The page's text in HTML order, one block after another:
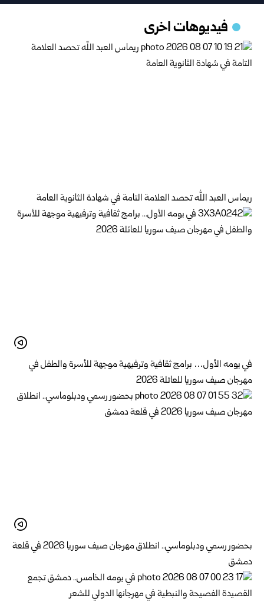
فيديوهات اخرى
ريماس العبد الله تحصد العلامة التامة في شهادة الثانوية العامة
في يومه الأول… برامج ثقافية وترفيهية موجهة للأسرة والطفل في
مهرجان صيف سوريا للعائلة 2026
بحضور رسمي ودبلوماسي.. انطلاق مهرجان صيف سوريا 2026 في قلعة
دمشق